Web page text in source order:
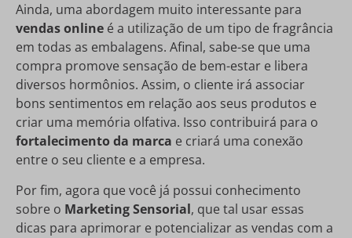
Ainda, uma abordagem muito interessante para
vendas online é a utilização de um tipo de fragrância
em todas as embalagens. Afinal, sabe-se que uma
compra promove sensação de bem-estar e libera
diversos hormônios. Assim, o cliente irá associar
bons sentimentos em relação aos seus produtos e
criar uma memória olfativa. Isso contribuirá para o
fortalecimento da marca e criará uma conexão
entre o seu cliente e a empresa.
Por fim, agora que você já possui conhecimento
sobre o Marketing Sensorial, que tal usar essas
dicas para aprimorar e potencializar as vendas com a